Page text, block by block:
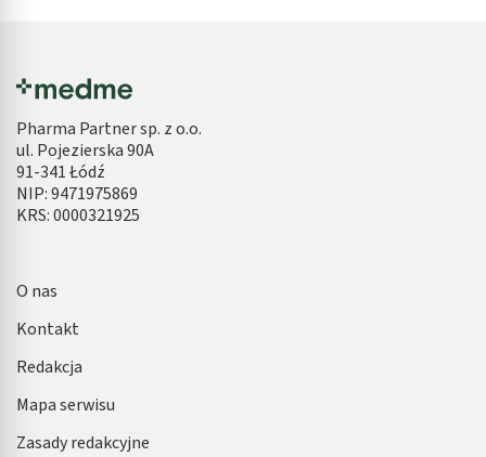
Pharma Partner sp. z o.o.
ul. Pojezierska 90A
91-341 Łódź
NIP: 9471975869
KRS: 0000321925
O nas
Kontakt
Redakcja
Mapa serwisu
Zasady redakcyjne